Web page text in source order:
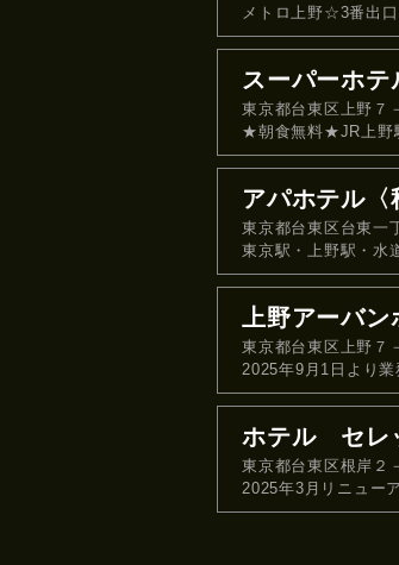
メトロ上野☆3番出
スーパーホテ
東京都台東区上野７
★朝食無料★JR上野
アパホテル〈
東京都台東区台東一
東京駅・上野駅・水
上野アーバン
東京都台東区上野７
2025年9月1日より
ホテル セレ
東京都台東区根岸２
2025年3月リニュー